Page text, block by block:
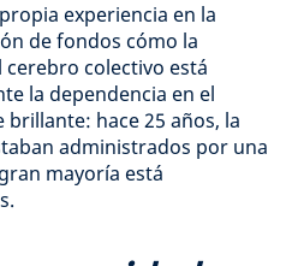
experiencia en la
de fondos cómo la
colectivo está
la dependencia en el
hace 25 años, la
administrados por una
mayoría está